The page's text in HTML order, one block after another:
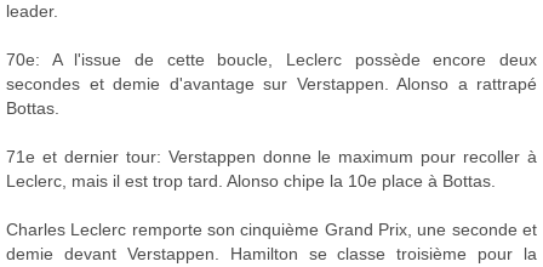
leader.
70e: A l'issue de cette boucle, Leclerc possède encore deux
secondes et demie d'avantage sur Verstappen. Alonso a rattrapé
Bottas.
71e et dernier tour: Verstappen donne le maximum pour recoller à
Leclerc, mais il est trop tard. Alonso chipe la 10e place à Bottas.
Charles Leclerc remporte son cinquième Grand Prix, une seconde et
demie devant Verstappen. Hamilton se classe troisième pour la